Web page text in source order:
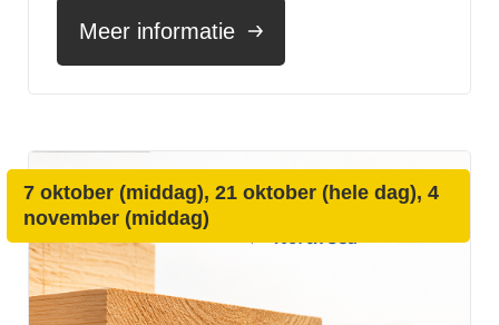
Meer informatie
7 oktober (middag), 21 oktober (hele dag), 4
november (middag)